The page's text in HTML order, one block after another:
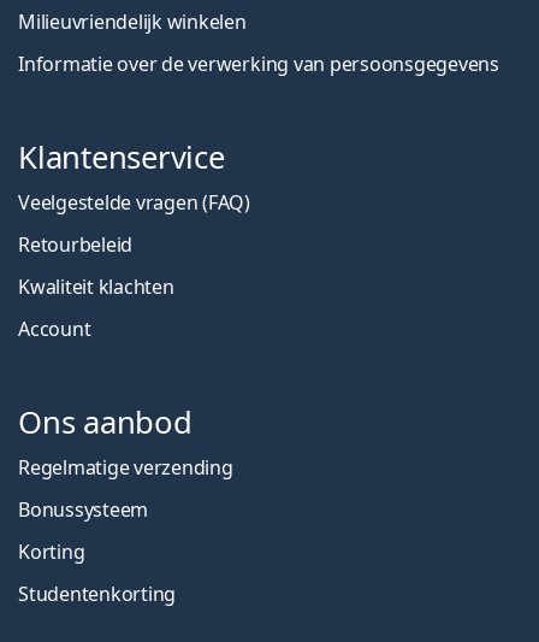
Milieuvriendelijk winkelen
Informatie over de verwerking van persoonsgegevens
Klantenservice
Veelgestelde vragen (FAQ)
Retourbeleid
Kwaliteit klachten
Account
Ons aanbod
Regelmatige verzending
Bonussysteem
Korting
Studentenkorting